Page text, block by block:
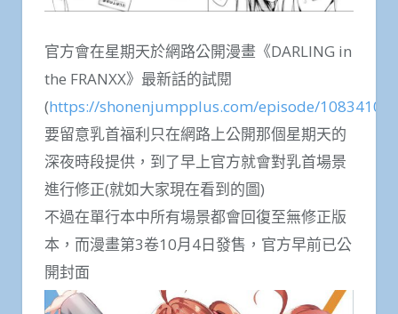
官方會在星期天於網路公開漫畫《DARLING in
the FRANXX》最新話的試閱
(https://shonenjumpplus.com/episode/
要留意乳首福利只在網路上公開那個星期天的
深夜時段提供，到了早上官方就會對乳首場景
進行修正(就如大家現在看到的圖)
不過在單行本中所有場景都會回復至無修正版
本，而漫畫第3卷10月4日發售，官方早前已公
開封面